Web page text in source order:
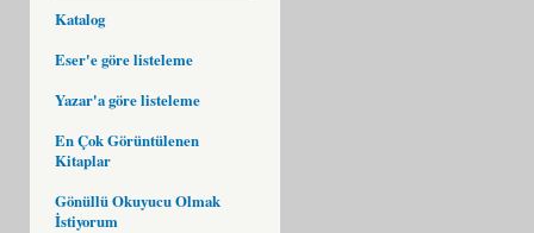
Katalog
Eser'e göre listeleme
Yazar'a göre listeleme
En Çok Görüntülenen
Kitaplar
Gönüllü Okuyucu Olmak
İstiyorum